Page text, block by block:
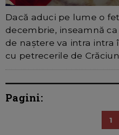
Dacă aduci pe lume o
decembrie, inseamnă
de naștere va intra intra
cu petrecerile de
Pagini:
1